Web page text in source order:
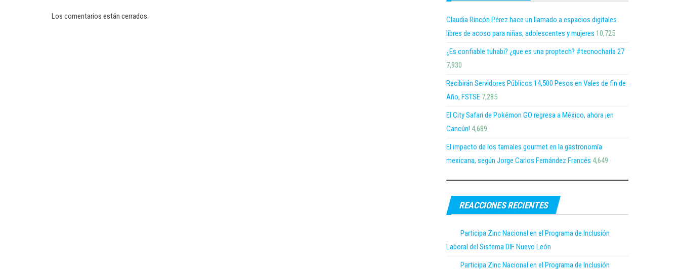
Los comentarios están cerrados.
Claudia Rincón Pérez hace un llamado a espacios digitales
libres de acoso para niñas, adolescentes y mujeres 10,725
¿Es confiable tuhabi? ¿que es una proptech? #tecnocharla 27
7,930
Recibirán Servidores Públicos 14,500 Pesos en Vales de fin de
Año, FSTSE 7,285
El City Safari de Pokémon GO regresa a México, ahora ¡en
Cancún! 4,689
El impacto de los tamales gourmet en la gastronomía
mexicana, según Jorge Carlos Fernández Francés 4,649
REACCIONES RECIENTES
Participa Zinc Nacional en el Programa de Inclusión
Laboral del Sistema DIF Nuevo León
Participa Zinc Nacional en el Programa de Inclusión